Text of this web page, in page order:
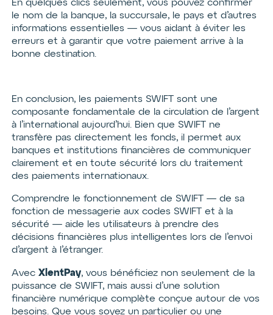
En quelques clics seulement, vous pouvez confirmer
le nom de la banque, la succursale, le pays et d’autres
informations essentielles — vous aidant à éviter les
erreurs et à garantir que votre paiement arrive à la
bonne destination.
En conclusion, les paiements SWIFT sont une
composante fondamentale de la circulation de l’argent
à l’international aujourd’hui. Bien que SWIFT ne
transfère pas directement les fonds, il permet aux
banques et institutions financières de communiquer
clairement et en toute sécurité lors du traitement
des paiements internationaux.
Comprendre le fonctionnement de SWIFT — de sa
fonction de messagerie aux codes SWIFT et à la
sécurité — aide les utilisateurs à prendre des
décisions financières plus intelligentes lors de l’envoi
d’argent à l’étranger.
AvecXlentPay, vous bénéficiez non seulement de la
puissance de SWIFT, mais aussi d’une solution
financière numérique complète conçue autour de vos
besoins. Que vous soyez un particulier ou une